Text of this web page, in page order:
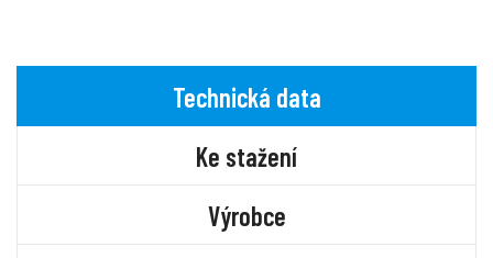
Technická data
Ke stažení
Výrobce